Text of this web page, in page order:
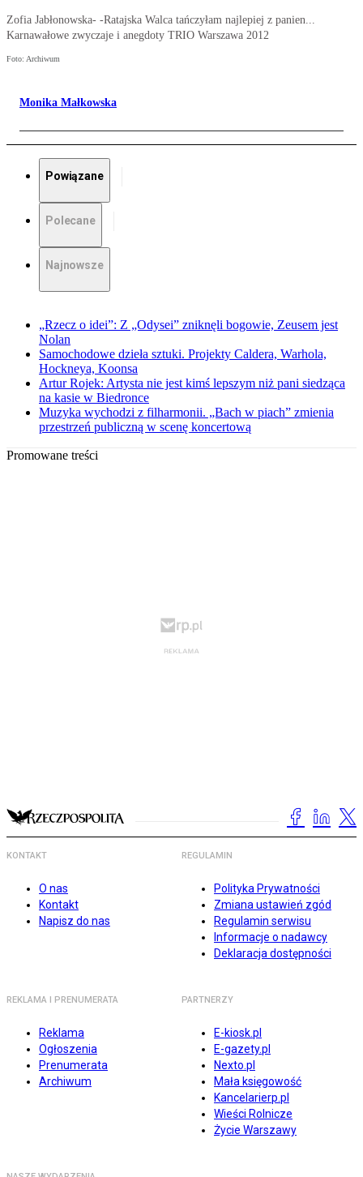
Zofia Jabłonowska- -Ratajska Walca tańczyłam najlepiej z panien...
Karnawałowe zwyczaje i anegdoty TRIO Warszawa 2012
Foto: Archiwum
Monika Małkowska
Powiązane
Polecane
Najnowsze
„Rzecz o idei”: Z „Odysei” zniknęli bogowie, Zeusem jest
Nolan
Samochodowe dzieła sztuki. Projekty Caldera, Warhola,
Hockneya, Koonsa
Artur Rojek: Artysta nie jest kimś lepszym niż pani siedząca
na kasie w Biedronce
Muzyka wychodzi z filharmonii. „Bach w piach” zmienia
przestrzeń publiczną w scenę koncertową
Promowane treści
KONTAKT
O nas
Kontakt
Napisz do nas
REGULAMIN
Polityka Prywatności
Zmiana ustawień zgód
Regulamin serwisu
Informacje o nadawcy
Deklaracja dostępności
REKLAMA I PRENUMERATA
Reklama
Ogłoszenia
Prenumerata
Archiwum
PARTNERZY
E-kiosk.pl
E-gazety.pl
Nexto.pl
Mała księgowość
Kancelarierp.pl
Wieści Rolnicze
Życie Warszawy